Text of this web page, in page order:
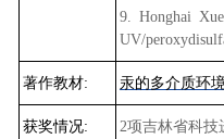
9. Honghai
UV/
著作教材: 汞的多介质环
获奖情况: 2项吉林省科技